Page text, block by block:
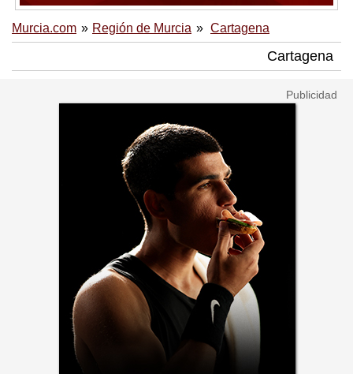
Murcia.com Región de Murcia Cartagena
Cartagena